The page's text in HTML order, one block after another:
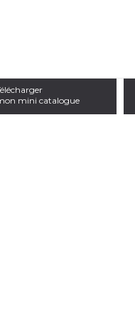
mini catalogue